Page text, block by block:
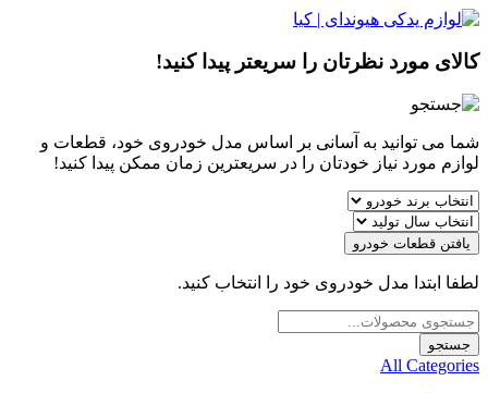
کالای مورد نظرتان را سریعتر پیدا کنید!
شما می توانید به آسانی بر اساس مدل خودروی خود، قطعات و
لوازم مورد نیاز خودتان را در سریعترین زمان ممکن پیدا کنید!
یافتن قطعات خودرو
لطفا ابتدا مدل خودروی خود را انتخاب کنید.
Products
search
جستجو
All Categories